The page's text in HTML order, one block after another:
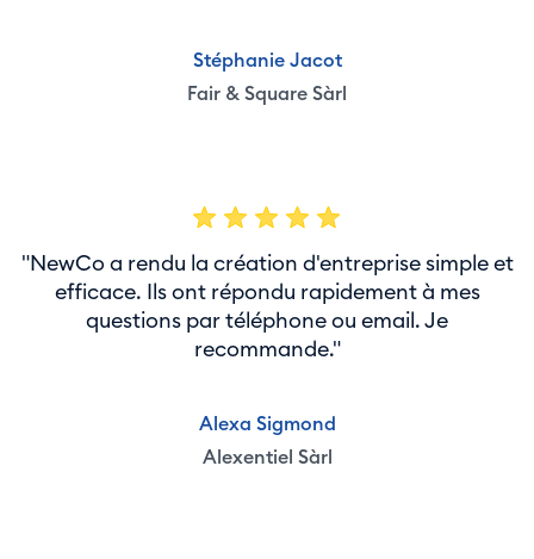
Stéphanie Jacot
Fair & Square Sàrl
"NewCo a rendu la création d'entreprise simple et
efficace. Ils ont répondu rapidement à mes
questions par téléphone ou email. Je
recommande."
Alexa Sigmond
Alexentiel Sàrl